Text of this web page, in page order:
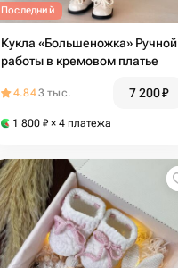
Последний
Кукла «Большеножка» Ручной
работы в кремовом платье
4.843 тыс. 7 200₽
1 800 ₽ × 4 платежа